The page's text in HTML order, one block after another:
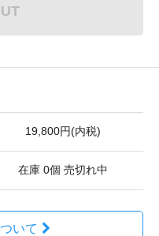
19,800円(内税)
在庫 0個 売切れ中
いて